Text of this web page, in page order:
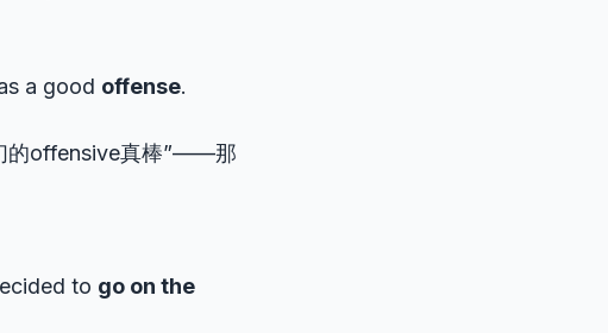
a good offense.
的offensive真棒”——那
to go on the